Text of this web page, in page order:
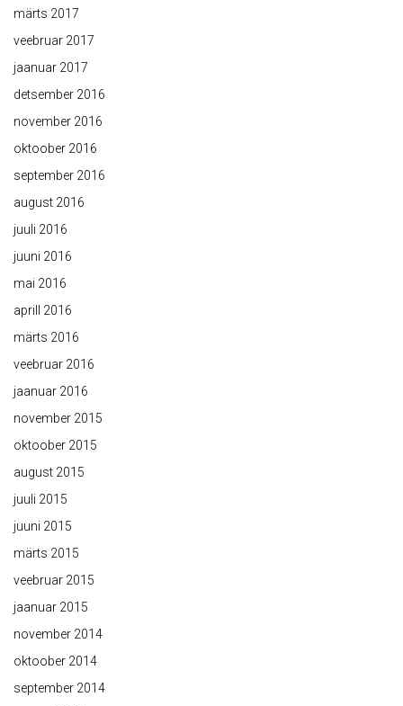
märts 2017
veebruar 2017
jaanuar 2017
detsember 2016
november 2016
oktoober 2016
september 2016
august 2016
juuli 2016
juuni 2016
mai 2016
aprill 2016
märts 2016
veebruar 2016
jaanuar 2016
november 2015
oktoober 2015
august 2015
juuli 2015
juuni 2015
märts 2015
veebruar 2015
jaanuar 2015
november 2014
oktoober 2014
september 2014